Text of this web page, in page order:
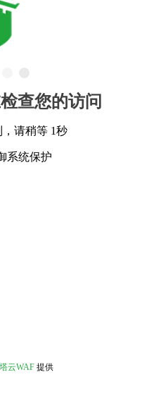
查您的访问
请稍等 1秒
系统保护
云WAF 提供